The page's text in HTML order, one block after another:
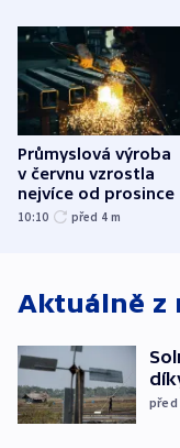
Průmyslová výroba
v červnu vzrostla
nejvíce od prosince
10:10 před 4 m
Aktuálně z
před